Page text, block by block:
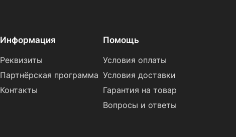
Информация
Реквизиты
Партнёрская программа
Контакты
Помощь
Условия оплаты
Условия доставки
Гарантия на товар
Вопросы и ответы